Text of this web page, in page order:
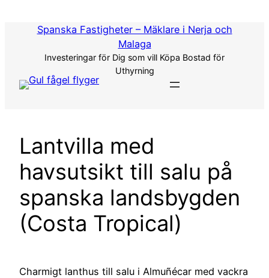
Spanska Fastigheter – Mäklare i Nerja och
Malaga
Investeringar för Dig som vill Köpa Bostad för
Uthyrning
Lantvilla med
havsutsikt till salu på
spanska landsbygden
(Costa Tropical)
Charmigt lanthus till salu i Almuñécar med vackra